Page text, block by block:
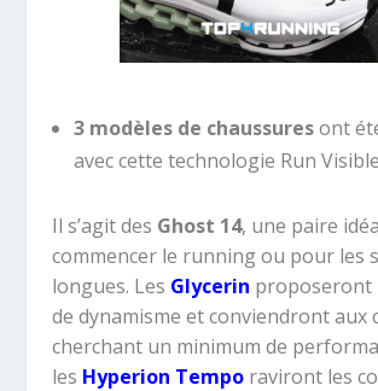
3 modèles de chaussuresont
avec cette technologie Run
Il s’agit des Ghost 14, une paire
commencer le running ou pour les
longues. Les Glycerin proposeront
de dynamisme et conviendront aux
cherchant un minimum de
les Hyperion Temporaviront les